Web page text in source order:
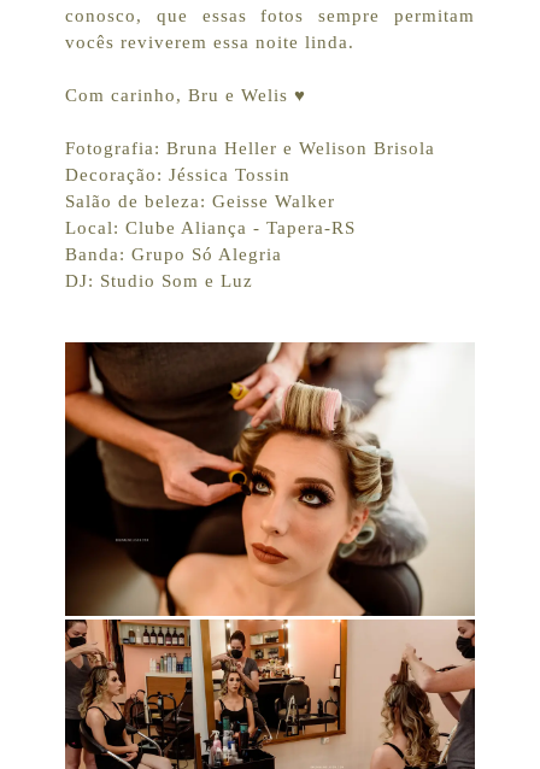
conosco, que essas fotos sempre permitam
vocês reviverem essa noite linda.
Com carinho, Bru e Welis ♥
Fotografia: Bruna Heller e Welison Brisola
Decoração: Jéssica Tossin
Salão de beleza: Geisse Walker
Local: Clube Aliança - Tapera-RS
Banda: Grupo Só Alegria
DJ: Studio Som e Luz